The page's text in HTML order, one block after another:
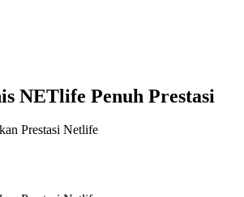
NETlife Penuh Prestasi